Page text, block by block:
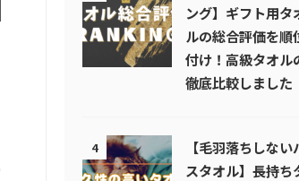
ング】ギフト用タ
ルの総合評価を順
付け！高級タオル
徹底比較しました
4
【毛羽落ちしない
スタオル】長持ち